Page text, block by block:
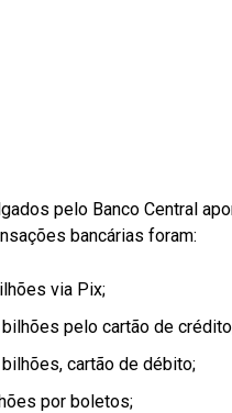
pelo Banco Central
bancárias foram:
via Pix;
bilhões pelo cartão de
cartão de débito;
por boletos;